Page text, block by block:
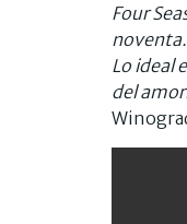
Four
noventa.
Lo ideal
del